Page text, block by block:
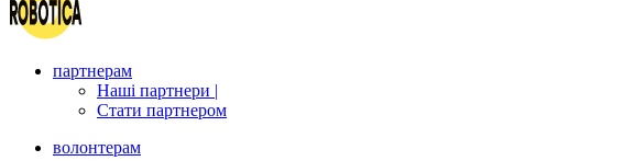
партнерам
Наші партнери |
Стати партнером
волонтерам